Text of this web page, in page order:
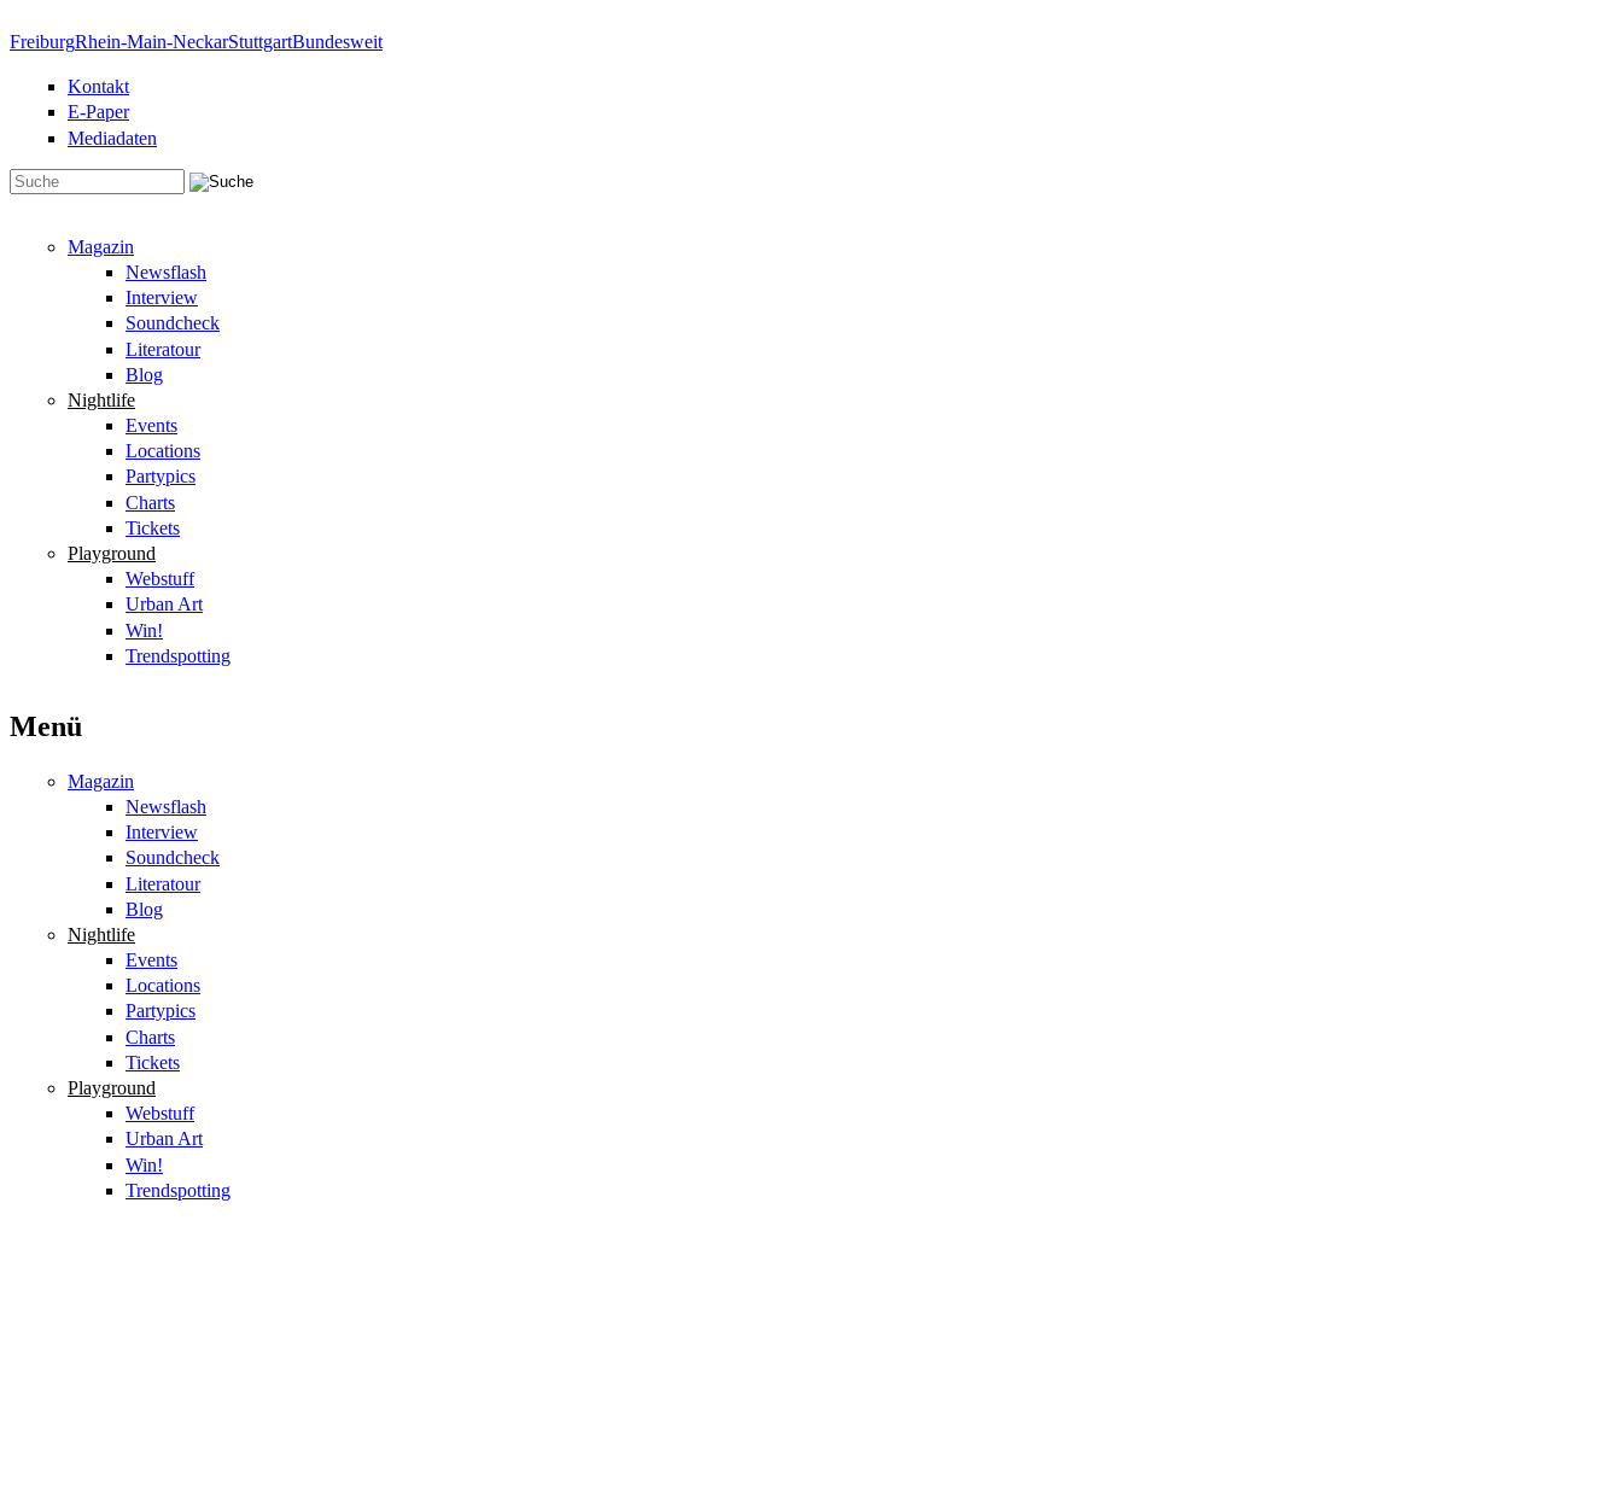
FreiburgRhein-Main-NeckarStuttgartBundesweit
Kontakt
E-Paper
Mediadaten
Magazin
Newsflash
Interview
Soundcheck
Literatour
Blog
Nightlife
Events
Locations
Partypics
Charts
Tickets
Playground
Webstuff
Urban Art
Win!
Trendspotting
Menü
Magazin
Newsflash
Interview
Soundcheck
Literatour
Blog
Nightlife
Events
Locations
Partypics
Charts
Tickets
Playground
Webstuff
Urban Art
Win!
Trendspotting